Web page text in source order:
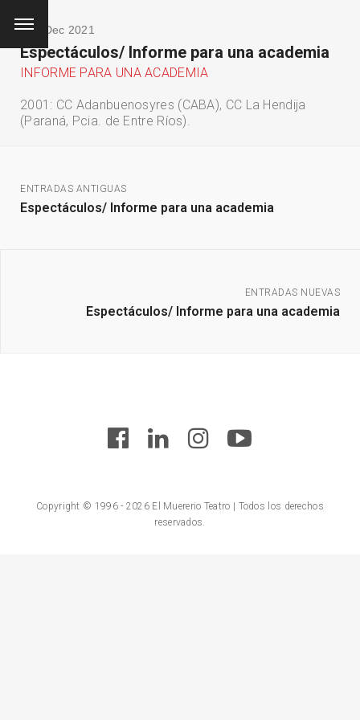
/ 10 Dec 2021
Espectáculos/ Informe para una academia
INFORME PARA UNA ACADEMIA
2001: CC Adanbuenosyres (CABA), CC La Hendija
(Paraná, Pcia. de Entre Ríos).
ENTRADAS ANTIGUAS
Espectáculos/ Informe para una academia
ENTRADAS NUEVAS
Espectáculos/ Informe para una academia
Copyright © 1996 - 2026 El Muererio Teatro | Todos los derechos
reservados.